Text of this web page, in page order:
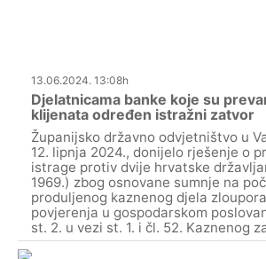
13.06.2024. 13:08h
Djelatnicama banke koje su
klijenata određen istražni zatvor
Županijsko državno odvjetništvo u
12. lipnja 2024., donijelo rješenje o
istrage protiv dvije hrvatske
1969.) zbog osnovane sumnje na
produljenog kaznenog djela
povjerenja u gospodarskom
st. 2. u vezi st. 1. i čl. 52. Kaznenog